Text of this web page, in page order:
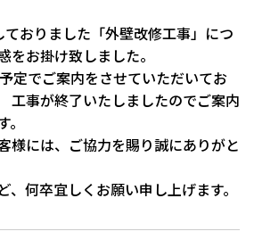
おりました「外壁改修工事」につ
をお掛け致しました。
定でご案内をさせていただいてお
工事が終了いたしましたのでご案内
様には、ご協力を賜り誠にありがと
、何卒宜しくお願い申し上げます。